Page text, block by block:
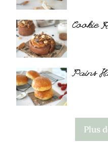
Cookie
Pains
Plus